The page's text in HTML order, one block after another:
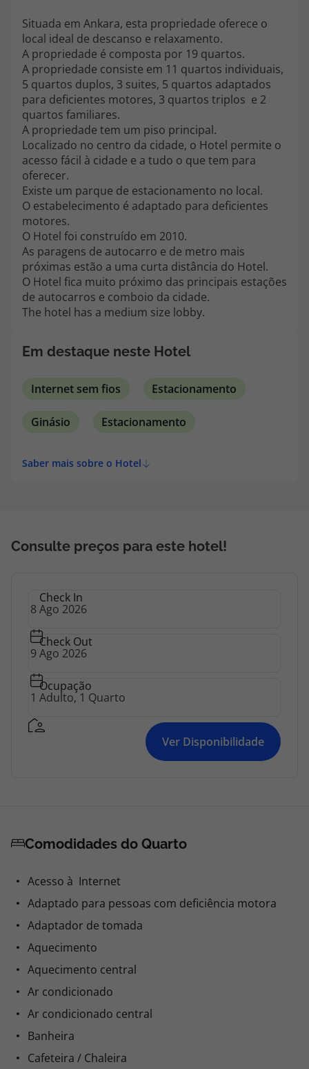
Custo de uma chamada para a rede fixa nacional.
A sua agência de viagens Top Atlântico tem a preocupação de estar
sempre mais perto de si, para maior comodidade e total facilidade
na marcação das suas viagens, tem ainda ao seu dispor o nosso call
center a funcionar todos os dias úteis das 10:00 às 20:00 e Sábado
das 10:00 às 14:00.
topatlantico@topatlantico.com
Situada em Ankara, esta propriedade oferece o
local ideal de descanso e relaxamento.
A propriedade é composta por 19 quartos.
A propriedade consiste em 11 quartos individuais,
5 quartos duplos, 3 suites, 5 quartos adaptados
para deficientes motores, 3 quartos triplos e 2
quartos familiares.
A propriedade tem um piso principal.
Localizado no centro da cidade, o Hotel permite o
acesso fácil à cidade e a tudo o que tem para
oferecer.
Existe um parque de estacionamento no local.
O estabelecimento é adaptado para deficientes
motores.
O Hotel foi construído em 2010.
As paragens de autocarro e de metro mais
próximas estão a uma curta distância do Hotel.
O Hotel fica muito próximo das principais estações
de autocarros e comboio da cidade.
The hotel has a medium size lobby.
Em destaque neste Hotel
Internet sem fios Estacionamento
Ginásio Estacionamento
Saber mais sobre o Hotel
Consulte preços para este hotel!
Check In
Check Out
Ocupação
Ver Disponibilidade
Comodidades do Quarto
Acesso à Internet
Adaptado para pessoas com deficiência motora
Adaptador de tomada
Aquecimento
Aquecimento central
Ar condicionado
Ar condicionado central
Banheira
Cafeteira / Chaleira